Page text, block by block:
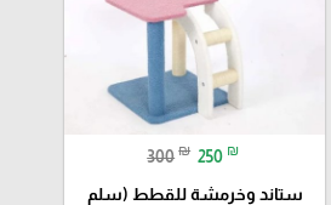
300 ₪ 250 ₪
ستاند وخرمشة للقطط (سلم